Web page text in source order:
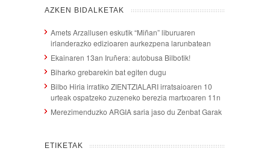
AZKEN BIDALKETAK
Amets Arzallusen eskutik “Miñan” liburuaren
irlanderazko edizioaren aurkezpena larunbatean
Ekainaren 13an Iruñera: autobusa Bilbotik!
Biharko grebarekin bat egiten dugu
Bilbo Hiria irratiko ZIENTZIALARI irratsaioaren 10
urteak ospatzeko zuzeneko berezia martxoaren 11n
Merezimenduzko ARGIA saria jaso du Zenbat Garak
ETIKETAK